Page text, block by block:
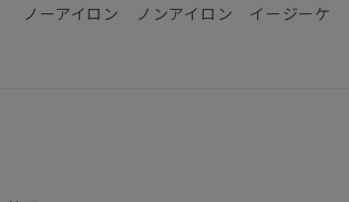
ーアイロン ノンアイロン イージーケ